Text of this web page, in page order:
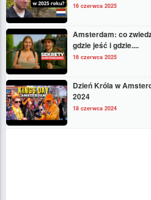
16 czerwca 2025
Amsterdam: co
gdzie jeść i gdzie....
16 czerwca 2025
Dzień Króla w
2024
18 czerwca 2024